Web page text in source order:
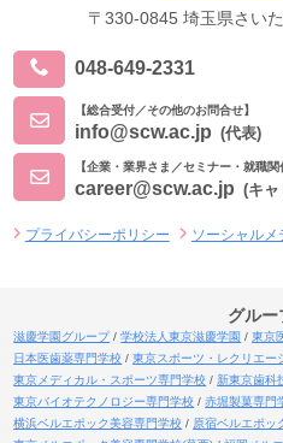
〒330-0845 埼玉県さい
048-649-2331
【総合受付／その他のお問合せ】
info@scw.ac.jp (代表)
【企業・業界さま／セミナー・就職関
career@scw.ac.jp (キャ
プライバシーポリシー ソーシャルメ
グルー
滋慶学園グループ 学校法人東京滋慶学園 東京
日本医歯薬専門学校
東京スポーツ・レクリエー
東京メディカル・スポーツ専門学校
新東京歯科
東京バイオテクノロジー専門学校
赤堀製菓専門
横浜ベルエポック美容専門学校
原宿ベルエポッ